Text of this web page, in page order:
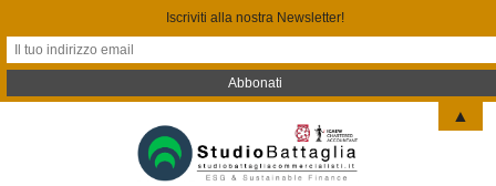
Iscriviti alla nostra Newsletter!
▲